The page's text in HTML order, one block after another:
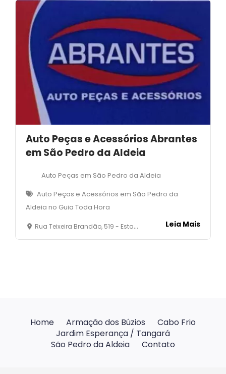
Auto Peças e Acessórios Abrantes
em São Pedro da Aldeia
Auto Peças em São Pedro da Aldeia
Auto Peças e Acessórios em São Pedro da
Aldeia no Guia Toda Hora
Rua Teixeira Brandão, 519 - Estação - São Pedro da Aldeia - RJ Leia Mais
Home Armação dos Búzios
Cabo Frio
Jardim Esperança / Tangará
São Pedro da Aldeia
Contato